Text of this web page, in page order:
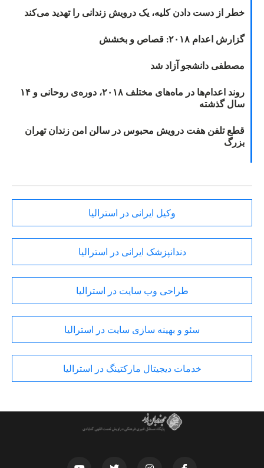
خطر از دست دادن کلیه، یک درویش زندانی را تهدید می‌کند
گزارش اعدام ۲۰۱۸: قصاص و بخشش
مصطفی دانشجو آزاد شد
روند اعدام‌ها در ماه‌های مختلف ۲۰۱۸، دوره‌ی روحانی و ۱۴
سال گذشته
قطع تلفن هفت درویش محبوس در سالن امن زندان تهران
بزرگ
وکیل ایرانی در استرالیا
دندانپزشک ایرانی در استرالیا
طراحی وب سایت در استرالیا
سئو و بهینه سازی سایت در استرالیا
خدمات دیجیتال مارکتینگ در استرالیا